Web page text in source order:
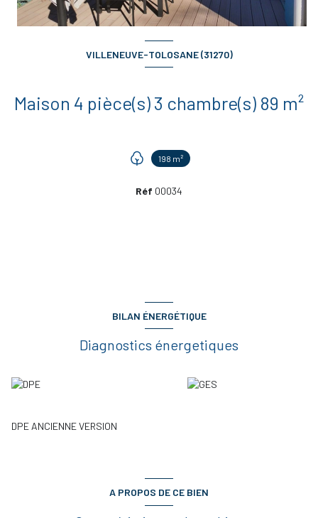
VILLENEUVE-TOLOSANE (31270)
Maison 4 pièce(s) 3 chambre(s) 89 m²
198 m²
Réf 00034
BILAN ÉNERGÉTIQUE
Diagnostics énergetiques
DPE ANCIENNE VERSION
A PROPOS DE CE BIEN